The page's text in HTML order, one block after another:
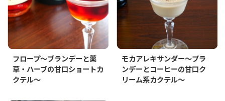
フロープ～ブランデーと薬
草・ハーブの甘口ショートカ
クテル～
モカアレキサンダー～ブラ
ンデーとコーヒーの甘口ク
リーム系カクテル～